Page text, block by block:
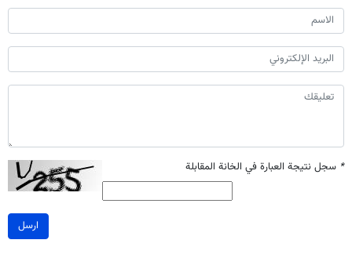
* سجل نتيجة العبارة في الخانة المقابلة
ارسل